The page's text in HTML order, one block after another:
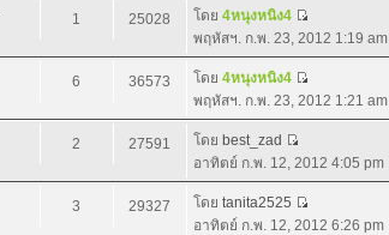
1 25028 โดย 4หนุงหนิง4
พฤหัสฯ. ก.พ. 23, 2012 1:19 am
6 36573 โดย 4หนุงหนิง4
พฤหัสฯ. ก.พ. 23, 2012 1:21 am
2 27591 โดย best_zad
อาทิตย์ ก.พ. 12, 2012 4:05 pm
3 29327 โดย tanita2525
อาทิตย์ ก.พ. 12, 2012 6:26 pm